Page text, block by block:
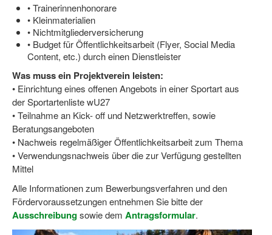
Bewegt GESUND bleiben in NRW!
Aktionen zu "Bewegt Älter werden" / "Bewegt gesund
Bewegungsmodel
SSB-Sport
Gymnastik und Entspannung für Frauen
Koronarsport
Seniorensport
Wassergymnastik / Aqua-Step
Reha-Sportangebote in NRW suchen
• Trainerinnenhonorare
• Kleinmaterialien
• Nichtmitgliederversicherung
• Budget für Öffentlichkeitsarbeit (Flyer, Social Media
Content, etc.) durch einen Dienstleister
Was muss ein Projektverein leisten:
• Einrichtung eines offenen Angebots in einer Sportart aus
der Sportartenliste wU27
• Teilnahme an Kick- off und Netzwerktreffen, sowie
Beratungsangeboten
• Nachweis regelmäßiger Öffentlichkeitsarbeit zum Thema
• Verwendungsnachweis über die zur Verfügung gestellten
Mittel
Alle Informationen zum Bewerbungsverfahren und den
Fördervoraussetzungen entnehmen Sie bitte der
Ausschreibungsowie dem Antragsformular.